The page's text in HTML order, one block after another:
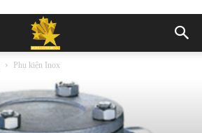
Phụ kiện Inox